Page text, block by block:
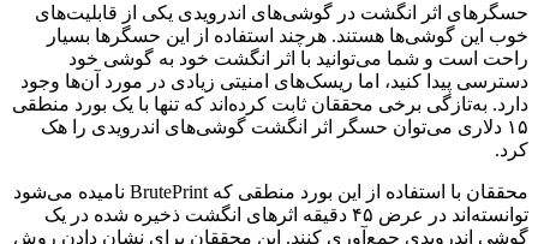
حسگرهای اثر انگشت در گوشی‌های اندرویدی یکی از قابلیت‌های
خوب این گوشی‌ها هستند. هرچند استفاده از این حسگرها بسیار
راحت است و شما می‌توانید با اثر انگشت خود به گوشی خود
دسترسی پیدا کنید، اما ریسک‌های امنیتی زیادی در مورد آن‌ها وجود
دارد. به‌تازگی برخی محققان ثابت کرده‌اند که تنها با یک بورد منطقی
۱۵ دلاری می‌توان حسگر اثر انگشت گوشی‌های اندرویدی را هک
کرد.
محققان با استفاده از این بورد منطقی که BrutePrint نامیده می‌شود
توانسته‌اند در عرض ۴۵ دقیقه اثرهای انگشت ذخیره شده در یک
گوشی اندرویدی جمع‌آوری کنند. این محققان برای نشان دادن روش